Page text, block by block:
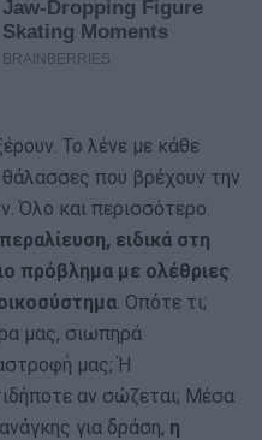
Το λένε με κάθε
που βρέχουν την
Όλο και περισσότερο.
ειδικά στη
πρόβλημα με ολέθριες
. Οπότε τι;
μας, σιωπηρά
μας; Ή
αν σώζεται; Μέσα
για δράση, η